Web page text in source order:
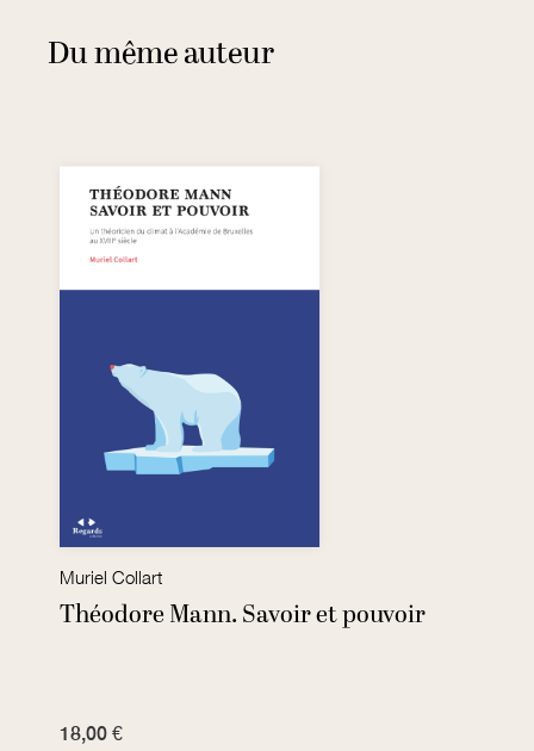
Du même auteur
Muriel Collart
Théodore Mann. Savoir et pouvoir
18,00 €